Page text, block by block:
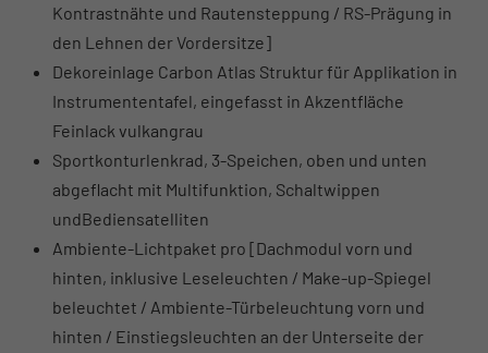
Kontrastnähte und Rautensteppung / RS-Prägung in
den Lehnen der Vordersitze]
Dekoreinlage Carbon Atlas Struktur für Applikation in
Instrumententafel, eingefasst in Akzentfläche
Feinlack vulkangrau
Sportkonturlenkrad, 3-Speichen, oben und unten
abgeflacht mit Multifunktion, Schaltwippen
undBediensatelliten
Ambiente-Lichtpaket pro [Dachmodul vorn und
hinten, inklusive Leseleuchten / Make-up-Spiegel
beleuchtet / Ambiente-Türbeleuchtung vorn und
hinten / Einstiegsleuchten an der Unterseite der